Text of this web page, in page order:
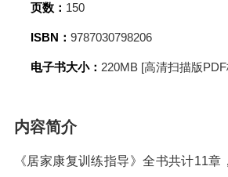
页数： 150
ISBN： 9787030798206
电子书大小： 220MB [高清扫描版
内容简介
《居家康复训练指导》全书共计11章